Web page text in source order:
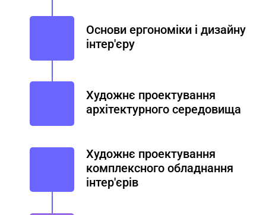
Основи ергономіки і дизайну
інтер'єру
Художнє проектування
архітектурного середовища
Художнє проектування
комплексного обладнання
інтер'єрів